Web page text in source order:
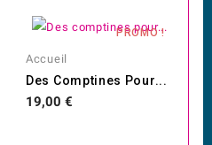
PROMO !
Accueil
Des Comptines Pour...
Prix
19,00 €